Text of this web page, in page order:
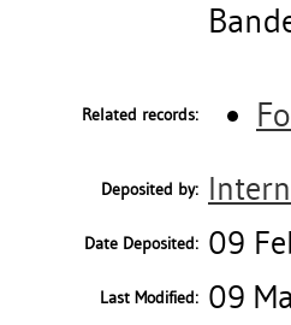
Related records:
Deposited by:
Date Deposited: 09
Last Modified: 09